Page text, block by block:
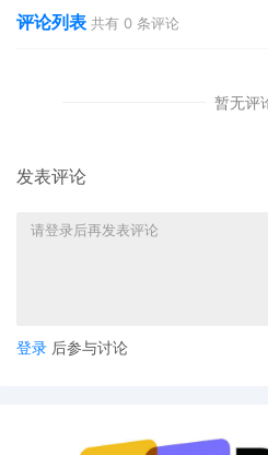
评论列表 共有 0 条评论
暂无评
发表评论
登录 后参与讨论